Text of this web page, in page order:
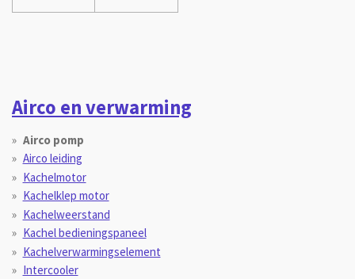
Airco en verwarming
Airco pomp
Airco leiding
Kachelmotor
Kachelklep motor
Kachelweerstand
Kachel bedieningspaneel
Kachelverwarmingselement
Intercooler